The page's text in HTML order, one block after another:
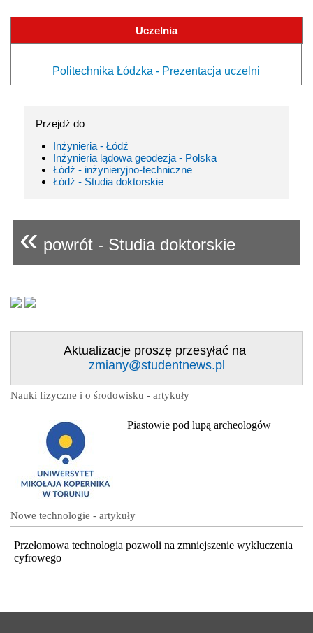
Uczelnia
Politechnika Łódzka - Prezentacja uczelni
Przejdź do
Inżynieria - Łódź
Inżynieria lądowa geodezja - Polska
Łódź - inżynieryjno-techniczne
Łódź - Studia doktorskie
« powrót - Studia doktorskie
Aktualizacje proszę przesyłać na
zmiany@studentnews.pl
Nauki fizyczne i o środowisku - artykuły
Piastowie pod lupą archeologów
Nowe technologie - artykuły
Przełomowa technologia pozwoli na zmniejszenie wykluczenia
cyfrowego